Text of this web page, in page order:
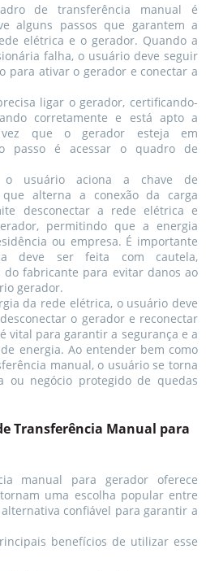
de transferência manual é
alguns passos que garantem a
elétrica e o gerador. Quando a
falha, o usuário deve seguir
para ativar o gerador e conectar a
ligar o gerador, certificando-
corretamente e está apto a
que o gerador esteja em
passo é acessar o quadro de
o usuário aciona a chave de
alterna a conexão da carga
desconectar a rede elétrica e
permitindo que a energia
ou empresa. É importante
deve ser feita com cautela,
do fabricante para evitar danos ao
gerador.
da rede elétrica, o usuário deve
o gerador e reconectar
vital para garantir a segurança e a
energia. Ao entender bem como
manual, o usuário se torna
ou negócio protegido de quedas
Transferência Manual para
manual para gerador oferece
uma escolha popular entre
confiável para garantir a
benefícios de utilizar esse